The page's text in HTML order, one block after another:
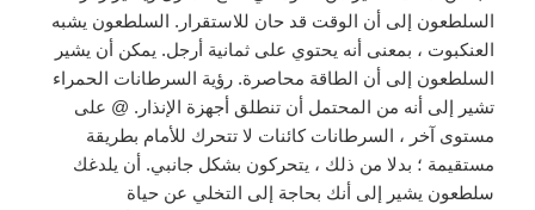
السلطعون إلى أن الوقت قد حان للاستقرار. السلطعون يشبه
العنكبوت ، بمعنى أنه يحتوي على ثمانية أرجل. يمكن أن يشير
السلطعون إلى أن الطاقة محاصرة. رؤية السرطانات الحمراء
تشير إلى أنه من المحتمل أن تنطلق أجهزة الإنذار. @ على
مستوى آخر ، السرطانات كائنات لا تتحرك للأمام بطريقة
مستقيمة ؛ بدلا من ذلك ، يتحركون بشكل جانبي. أن يلدغك
سلطعون يشير إلى أنك بحاجة إلى التخلي عن حياة